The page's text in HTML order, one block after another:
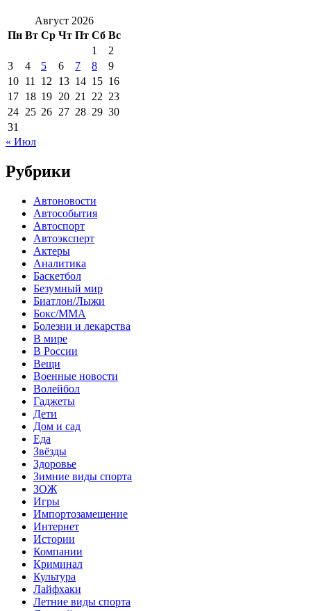
Август 2026
Пн Вт Ср Чт Пт Сб Вс
1
2
3
4 5 6 7 8
9
10 11 12 13 14 15 16
17 18 19 20 21 22 23
24 25 26 27 28 29 30
31
« Июл
Рубрики
Автоновости
Автособытия
Автоспорт
Автоэксперт
Актеры
Аналитика
Баскетбол
Безумный мир
Биатлон/Лыжи
Бокс/MMA
Болезни и лекарства
В мире
В России
Вещи
Военные новости
Волейбол
Гаджеты
Дети
Дом и сад
Еда
Звёзды
Здоровье
Зимние виды спорта
ЗОЖ
Игры
Импортозамещение
Интернет
Истории
Компании
Криминал
Культура
Лайфхаки
Летние виды спорта